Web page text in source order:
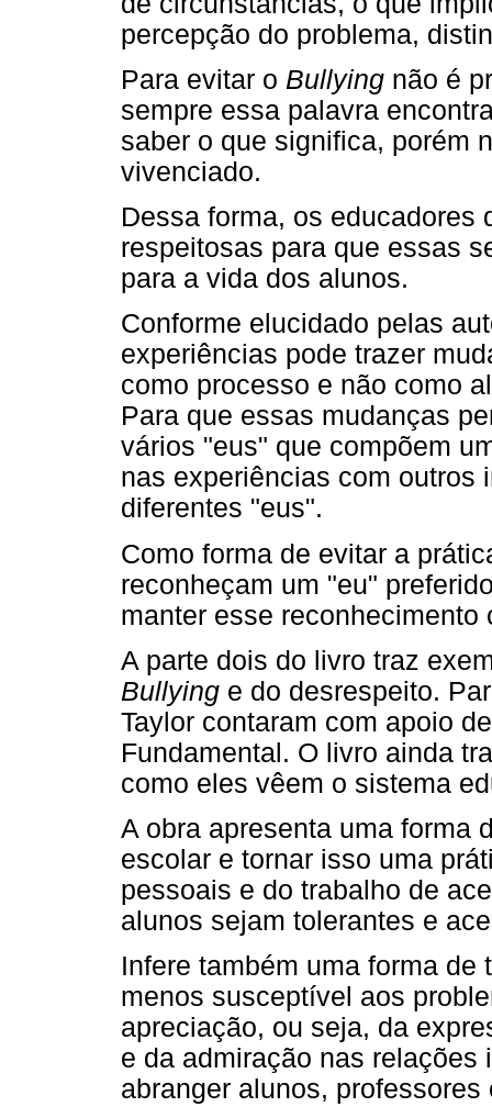
percepção do problema,
Para evitar o Bullying não é
sempre essa palavra
saber o que significa, porém
vivenciado.
Dessa forma, os educadores
respeitosas para que essas
para a vida dos alunos.
Conforme elucidado pelas
experiências pode trazer
como processo e não como
Para que essas mudanças
vários "eus" que compõem
nas experiências com outros
diferentes "eus".
Como forma de evitar a
reconheçam um "eu"
manter esse
A parte dois do livro traz
Bullying e do desrespeito.
Taylor contaram com apoio
Fundamental. O livro ainda
como eles vêem o sistema
A obra apresenta uma forma
escolar e tornar isso uma
pessoais e do trabalho de
alunos sejam tolerantes e
Infere também uma forma
menos susceptível aos
apreciação, ou seja, da
e da admiração nas
abranger alunos,